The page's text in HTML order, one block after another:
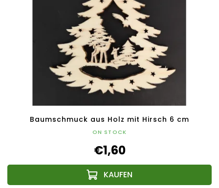
Baumschmuck aus Holz mit Hirsch 6 cm
ON STOCK
€1,60